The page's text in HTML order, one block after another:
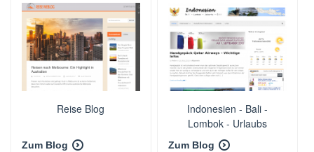
Reise Blog
Zum Blog
Indonesien - Bali -
Lombok - Urlaubs
Reiseblog
Zum Blog